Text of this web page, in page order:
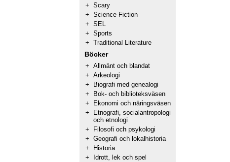
+ Scary
+ Science Fiction
+ SEL
+ Sports
+ Traditional Literature
Böcker
+ Allmänt och blandat
+ Arkeologi
+
Biografi med genealogi
+
Bok- och biblioteksväsen
+
Ekonomi och näringsväsen
+
Etnografi, socialantropologi
och etnologi
+
Filosofi och psykologi
+ Geografi och lokalhistoria
+
Historia
+
Idrott, lek och spel